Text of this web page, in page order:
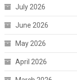
July 2026
June 2026
May 2026
April 2026